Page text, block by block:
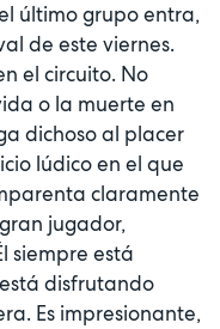
último grupo entra,
de este viernes.
el circuito. No
o la muerte en
dichoso al placer
lúdico en el que
claramente
jugador,
siempre está
disfrutando
Es impresionante,